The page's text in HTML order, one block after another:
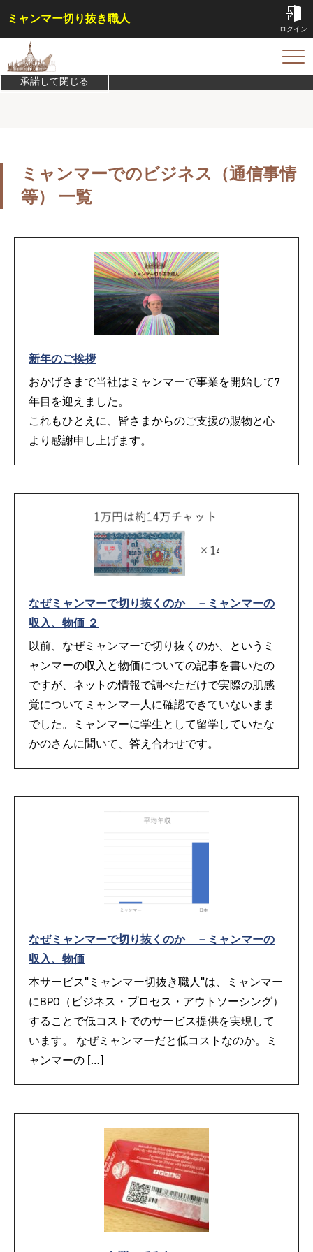
このサイトは機能実現/改善のためにCookieを利用します。
プライバシ
ーポリシーを確認
承諾して閉じる
ミャンマー切り抜き職人
ログイン
TOP
サービス内容・料金
コラム
お問い合わせ
ミャンマーでのビジネス（通信事情
等） 一覧
新年のご挨拶
おかげさまで当社はミャンマーで事業を開始して7
年目を迎えました。
これもひとえに、皆さまからのご支援の賜物と心
より感謝申し上げます。
なぜミャンマーで切り抜くのか －ミャンマーの
収入、物価 ２
以前、なぜミャンマーで切り抜くのか、というミ
ャンマーの収入と物価についての記事を書いたの
ですが、ネットの情報で調べただけで実際の肌感
覚についてミャンマー人に確認できていないまま
でした。ミャンマーに学生として留学していたな
かのさんに聞いて、答え合わせです。
なぜミャンマーで切り抜くのか －ミャンマーの
収入、物価
本サービス”ミャンマー切抜き職人”は、ミャンマー
にBPO（ビジネス・プロセス・アウトソーシング）
することで低コストでのサービス提供を実現して
います。 なぜミャンマーだと低コストなのか。ミ
ャンマーの […]